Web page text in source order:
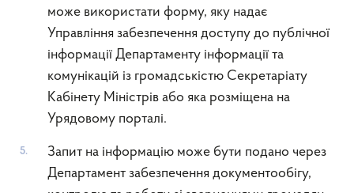
може використати форму, яку надає
Управління забезпечення доступу до публічної
інформації Департаменту інформації та
комунікацій із громадськістю Секретаріату
Кабінету Міністрів або яка розміщена на
Урядовому порталі.
Запит на інформацію може бути подано через
Департамент забезпечення документообігу,